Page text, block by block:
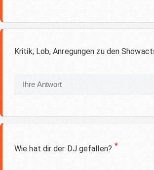
Kritik, Lob, Anregungen zu den
Wie hat dir der DJ gefallen? *